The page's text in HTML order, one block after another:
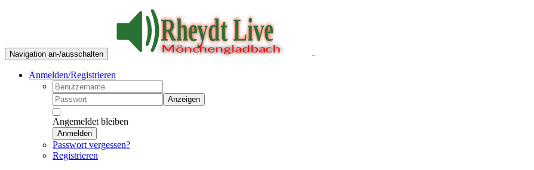
Navigation an-/ausschalten
Anmelden/Registrieren
Anzeigen
Angemeldet bleiben
Anmelden
Passwort vergessen?
Registrieren